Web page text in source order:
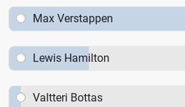
Max Verstappen
Lewis Hamilton
Valtteri Bottas